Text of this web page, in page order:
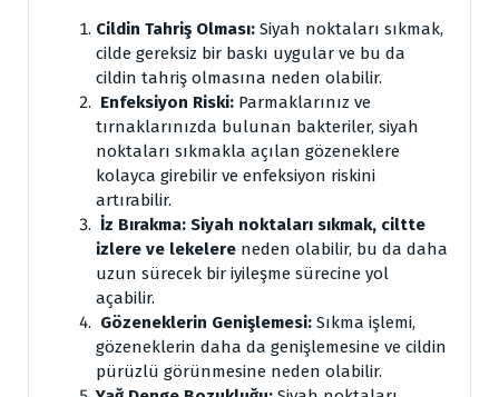
Cildin Tahriş Olması: Siyah noktaları sıkmak,
cilde gereksiz bir baskı uygular ve bu da
cildin tahriş olmasına neden olabilir.
Enfeksiyon Riski: Parmaklarınız ve
tırnaklarınızda bulunan bakteriler, siyah
noktaları sıkmakla açılan gözeneklere
kolayca girebilir ve enfeksiyon riskini
artırabilir.
İz Bırakma: Siyah noktaları sıkmak, ciltte
izlere ve lekelere neden olabilir, bu da daha
uzun sürecek bir iyileşme sürecine yol
açabilir.
Gözeneklerin Genişlemesi: Sıkma işlemi,
gözeneklerin daha da genişlemesine ve cildin
pürüzlü görünmesine neden olabilir.